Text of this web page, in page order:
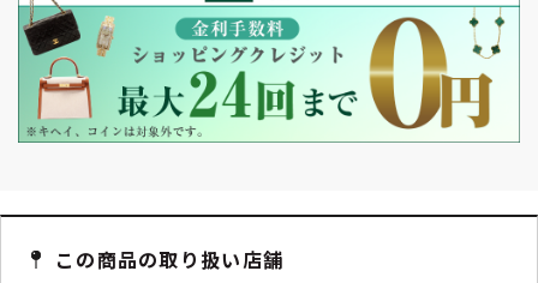
この商品の取り扱い店舗